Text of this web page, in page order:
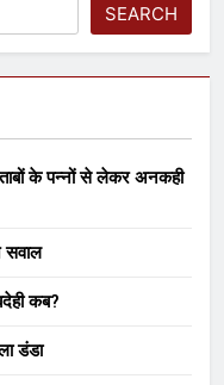
SEARCH
के पन्नों से लेकर अनकही
सवाल
कब?
डंडा